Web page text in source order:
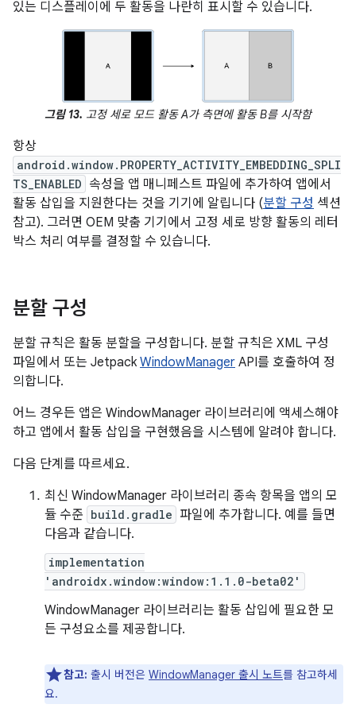
있는 디스플레이에 두 활동을 나란히 표시할 수 있습니다.
그림 13. 고정 세로 모드 활동 A가 측면에 활동 B를 시작함
항상
android.window.PROPERTY_ACTIVITY_EMBEDDING_SPLI
TS_ENABLED 속성을 앱 매니페스트 파일에 추가하여 앱에서
활동 삽입을 지원한다는 것을 기기에 알립니다 (분할 구성 섹션
참고). 그러면 OEM 맞춤 기기에서 고정 세로 방향 활동의 레터
박스 처리 여부를 결정할 수 있습니다.
분할 구성
분할 규칙은 활동 분할을 구성합니다. 분할 규칙은 XML 구성
파일에서 또는 Jetpack WindowManager API를 호출하여 정
의합니다.
어느 경우든 앱은 WindowManager 라이브러리에 액세스해야
하고 앱에서 활동 삽입을 구현했음을 시스템에 알려야 합니다.
다음 단계를 따르세요.
최신 WindowManager 라이브러리 종속 항목을 앱의 모
듈 수준 build.gradle 파일에 추가합니다. 예를 들면
다음과 같습니다.
implementation
'androidx.window:window:1.1.0-beta02'
WindowManager 라이브러리는 활동 삽입에 필요한 모
든 구성요소를 제공합니다.
참고: 출시 버전은 WindowManager 출시 노트를 참고하세
요.